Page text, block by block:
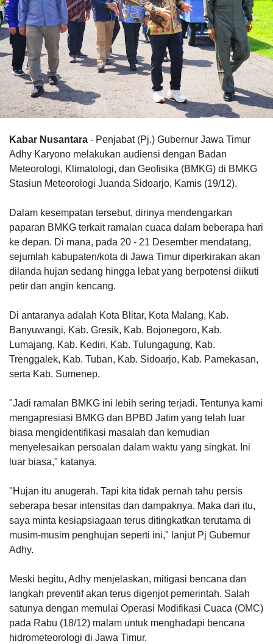
Kabar Nusantara - Penjabat (Pj.) Gubernur Jawa Timur
Adhy Karyono melakukan audiensi dengan Badan
Meteorologi, Klimatologi, dan Geofisika (BMKG) di BMKG
Stasiun Meteorologi Juanda Sidoarjo, Kamis (19/12).
Dalam kesempatan tersebut, dirinya mendengarkan
paparan BMKG terkait ramalan cuaca dalam beberapa hari
ke depan. Di mana, pada 20 - 21 Desember mendatang,
sejumlah kabupaten/kota di Jawa Timur diperkirakan akan
dilanda hujan sedang hingga lebat yang berpotensi diikuti
petir dan angin kencang.
Di antaranya adalah Kota Blitar, Kota Malang, Kab.
Banyuwangi, Kab. Gresik, Kab. Bojonegoro, Kab.
Lumajang, Kab. Kediri, Kab. Tulungagung, Kab.
Trenggalek, Kab. Tuban, Kab. Sidoarjo, Kab. Pamekasan,
serta Kab. Sumenep.
"Jadi ramalan BMKG ini lebih sering terjadi. Tentunya kami
mengapresiasi BMKG dan BPBD Jatim yang telah luar
biasa mengidentifikasi masalah dan kemudian
menyelesaikan persoalan dalam waktu yang singkat. Ini
luar biasa," katanya.
"Hujan itu anugerah. Tapi kita tidak pernah tahu persis
seberapa besar intensitas dan dampaknya. Maka dari itu,
saya minta kesiapsiagaan terus ditingkatkan terutama di
musim-musim penghujan seperti ini," lanjut Pj Gubernur
Adhy.
Meski begitu, Adhy menjelaskan, mitigasi bencana dan
langkah preventif akan terus digenjot pemerintah. Salah
satunya dengan memulai Operasi Modifikasi Cuaca (OMC)
pada Rabu (18/12) malam untuk menghadapi bencana
hidrometeorologi di Jawa Timur.